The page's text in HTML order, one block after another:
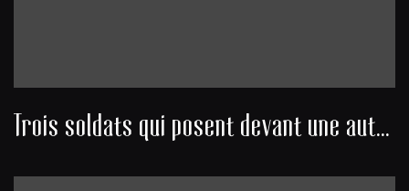
Trois soldats qui posent devant une automitrailleuse équipée d’un affût antiaérien